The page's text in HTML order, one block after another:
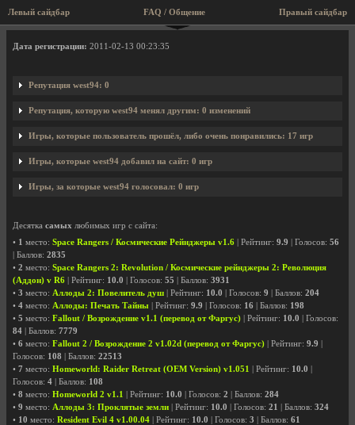
Левый сайдбар Правый сайдбар
FAQ / Общение
Профиль пользователя west94
Дата регистрации: 2011-02-13 00:23:35
Репутация west94: 0
Репутация, которую west94 менял другим: 0 изменений
Игры, которые пользователь прошёл, либо очень понравились: 17 игр
Игры, которые west94 добавил на сайт: 0 игр
Игры, за которые west94 голосовал: 0 игр
Десятка самых любимых игр с сайта:
• 1 место: Space Rangers / Космические Рейнджеры v1.6 | Рейтинг: 9.9 | Голосов: 56
| Баллов: 2835
• 2 место: Space Rangers 2: Revolution / Космические рейнджеры 2: Революция
(Аддон) v R6 | Рейтинг: 10.0 | Голосов: 55 | Баллов: 3931
• 3 место: Аллоды 2: Повелитель душ | Рейтинг: 10.0 | Голосов: 9 | Баллов: 204
• 4 место: Аллоды: Печать Тайны | Рейтинг: 9.9 | Голосов: 16 | Баллов: 198
• 5 место: Fallout / Возрождение v1.1 (перевод от Фаргус) | Рейтинг: 10.0 | Голосов:
84 | Баллов: 7779
• 6 место: Fallout 2 / Возрождение 2 v1.02d (перевод от Фаргус) | Рейтинг: 9.9
Голосов: 108 | Баллов: 22513
• 7 место: Homeworld: Raider Retreat (OEM Version) v1.051 | Рейтинг: 10.0
Голосов: 4 | Баллов: 108
• 8 место: Homeworld 2 v1.1 | Рейтинг: 10.0 | Голосов: 2 | Баллов: 284
• 9 место: Аллоды 3: Проклятые земли | Рейтинг: 10.0 | Голосов: 21 | Баллов: 324
• 10 место: Resident Evil 4 v1.00.04 | Рейтинг: 10.0 | Голосов: 3 | Баллов: 61